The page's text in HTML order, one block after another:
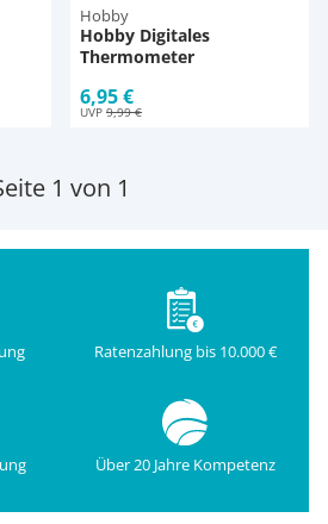
Hobby
Hobby Digitales
Thermometer
6,95 €
UVP 9,99 €
1 von 1
Ratenzahlung bis 10.000 €
Über 20 Jahre Kompetenz